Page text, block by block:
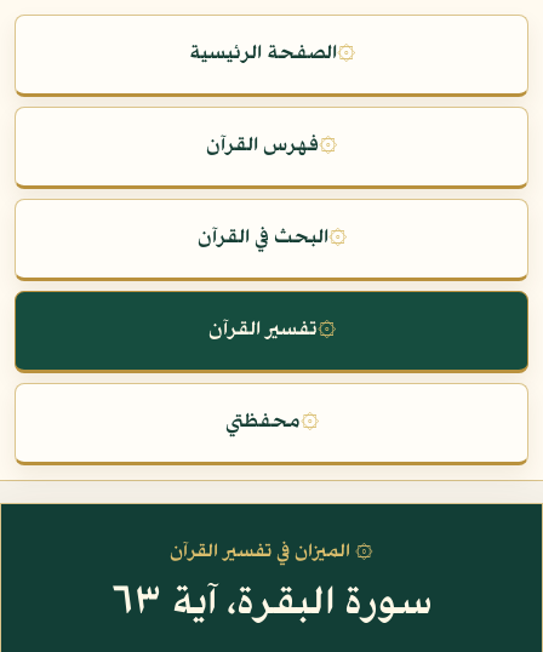
۞الصفحة الرئيسية
۞فهرس القرآن
۞البحث في القرآن
۞تفسير القرآن
۞محفظتي
۞ الميزان في تفسير القرآن
سورة البقرة، آية ٦٣